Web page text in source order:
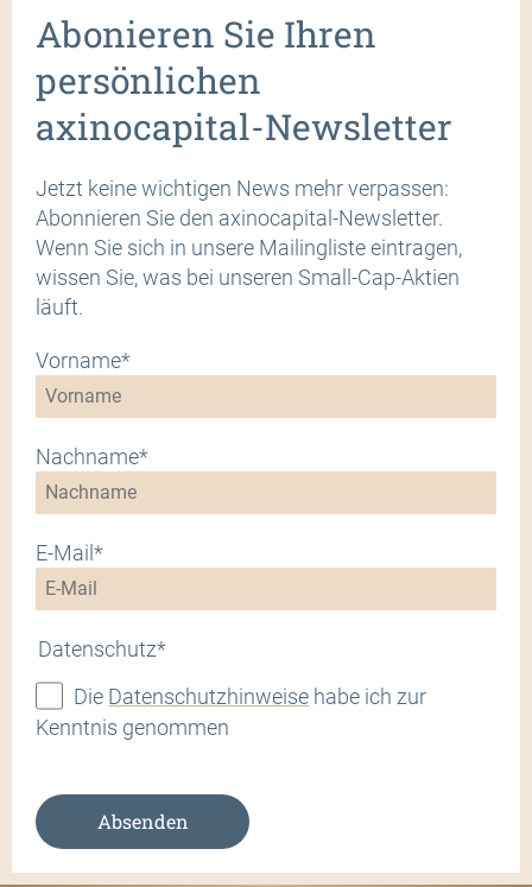
Abonieren Sie Ihren
persönlichen
axinocapital-Newsletter
Jetzt keine wichtigen News mehr verpassen:
Abonnieren Sie den axinocapital-Newsletter.
Wenn Sie sich in unsere Mailingliste eintragen,
wissen Sie, was bei unseren Small-Cap-Aktien
läuft.
Vorname*
Nachname*
E-Mail*
Datenschutz*
Die Datenschutzhinweise habe ich zur
Kenntnis genommen
Absenden